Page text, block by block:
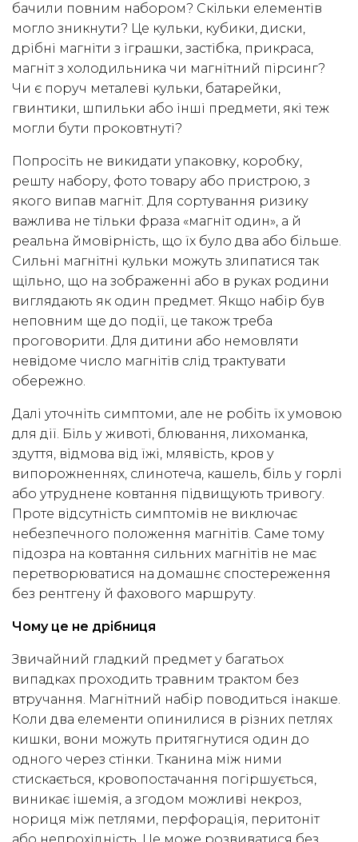
бачили повним набором? Скільки елементів
могло зникнути? Це кульки, кубики, диски,
дрібні магніти з іграшки, застібка, прикраса,
магніт з холодильника чи магнітний пірсинг?
Чи є поруч металеві кульки, батарейки,
гвинтики, шпильки або інші предмети, які теж
могли бути проковтнуті?
Попросіть не викидати упаковку, коробку,
решту набору, фото товару або пристрою, з
якого випав магніт. Для сортування ризику
важлива не тільки фраза «магніт один», а й
реальна ймовірність, що їх було два або більше.
Сильні магнітні кульки можуть злипатися так
щільно, що на зображенні або в руках родини
виглядають як один предмет. Якщо набір був
неповним ще до події, це також треба
проговорити. Для дитини або немовляти
невідоме число магнітів слід трактувати
обережно.
Далі уточніть симптоми, але не робіть їх умовою
для дії. Біль у животі, блювання, лихоманка,
здуття, відмова від їжі, млявість, кров у
випорожненнях, слинотеча, кашель, біль у горлі
або утруднене ковтання підвищують тривогу.
Проте відсутність симптомів не виключає
небезпечного положення магнітів. Саме тому
підозра на ковтання сильних магнітів не має
перетворюватися на домашнє спостереження
без рентгену й фахового маршруту.
Чому це не дрібниця
Звичайний гладкий предмет у багатьох
випадках проходить травним трактом без
втручання. Магнітний набір поводиться інакше.
Коли два елементи опинилися в різних петлях
кишки, вони можуть притягнутися один до
одного через стінки. Тканина між ними
стискається, кровопостачання погіршується,
виникає ішемія, а згодом можливі некроз,
нориця між петлями, перфорація, перитоніт